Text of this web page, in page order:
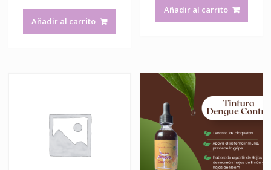
Añadir al carrito
Añadir al carrito